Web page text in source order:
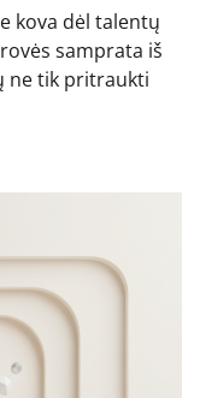
kova dėl talentų
samprata iš
ne tik pritraukti